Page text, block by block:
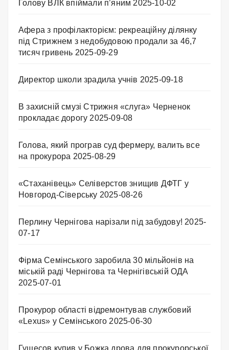
Голову ВЛК впіймали п’яним 2025-10-02
Афера з профілакторієм: рекреаційну ділянку
під Стрижнем з недобудовою продали за 46,7
тисяч гривень 2025-09-29
Директор школи зрадила учнів 2025-09-18
В захисній смузі Стрижня «слуга» Черненок
прокладає дорогу 2025-09-08
Голова, який програв суд фермеру, валить все
на прокурора 2025-08-29
«Стаханівець» Селіверстов знищив ДФТГ у
Новгород-Сіверську 2025-08-26
Перлину Чернігова нарізали під забудову! 2025-
07-17
Фірма Семінського заробила 30 мільйонів на
міській раді Чернігова та Чернігівській ОДА
2025-07-01
Прокурор області відремонтував службовий
«Lexus» у Семінського 2025-06-30